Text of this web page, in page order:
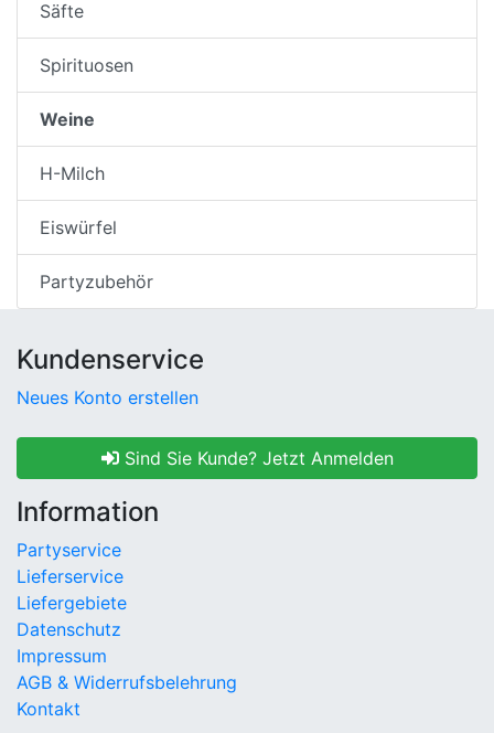
Säfte
Spirituosen
Weine
H-Milch
Eiswürfel
Partyzubehör
Kundenservice
Neues Konto erstellen
Sind Sie Kunde? Jetzt Anmelden
Information
Partyservice
Lieferservice
Liefergebiete
Datenschutz
Impressum
AGB & Widerrufsbelehrung
Kontakt